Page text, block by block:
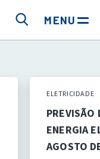
MENU
ELETRICIDADE
PREVISÃO
ENERGIA
AGOSTO